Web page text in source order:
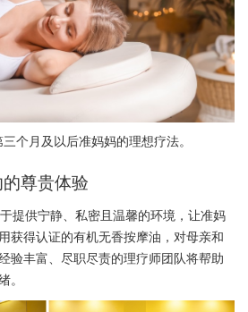
个月及以后准妈妈的理想疗法。
尊贵体验
于提供宁静、私密且温馨的环境，让准妈
获得认证的有机无香按摩油，对母亲和
验丰富、尽职尽责的理疗师团队将帮助
。